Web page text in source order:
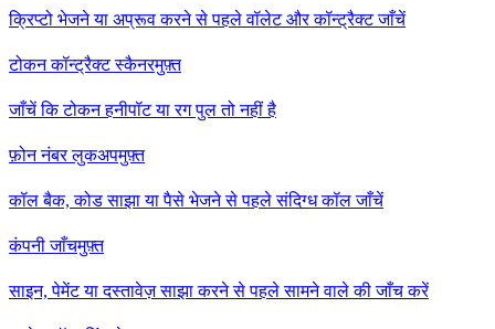
क्रिप्टो भेजने या अप्रूव करने से पहले वॉलेट और कॉन्ट्रैक्ट जाँचें
टोकन कॉन्ट्रैक्ट स्कैनरमुफ़्त
जाँचें कि टोकन हनीपॉट या रग पुल तो नहीं है
फ़ोन नंबर लुकअपमुफ़्त
कॉल बैक, कोड साझा या पैसे भेजने से पहले संदिग्ध कॉल जाँचें
कंपनी जाँचमुफ़्त
साइन, पेमेंट या दस्तावेज़ साझा करने से पहले सामने वाले की जाँच करें